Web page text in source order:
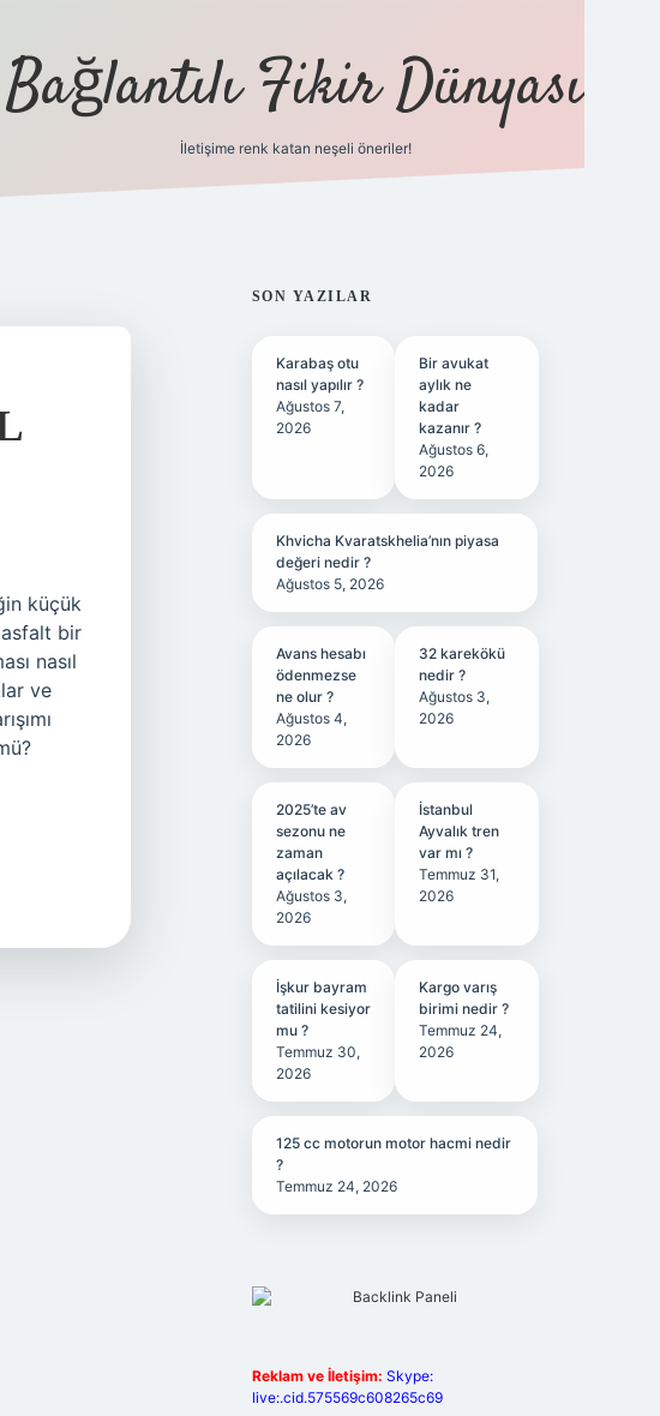
Bağlantılı Fikir Dünyası
İletişime renk katan neşeli öneriler!
küçük
asfalt bir
nasıl
ve
SIDEBAR
SON YAZILAR
Karabaş otu
nasıl yapılır ?
Ağustos 7,
2026
Bir avukat
aylık ne
kadar
kazanır ?
Ağustos 6,
2026
Khvicha Kvaratskhelia’nın piyasa
değeri nedir ?
Ağustos 5, 2026
Avans hesabı
ödenmezse
ne olur ?
Ağustos 4,
2026
32 karekökü
nedir ?
Ağustos 3,
2026
2025’te av
sezonu ne
zaman
açılacak ?
Ağustos 3,
2026
İstanbul
Ayvalık tren
var mı ?
Temmuz 31,
2026
İşkur bayram
tatilini kesiyor
mu ?
Temmuz 30,
2026
Kargo varış
birimi nedir ?
Temmuz 24,
2026
125 cc motorun motor hacmi nedir
?
Temmuz 24, 2026
Reklam ve İletişim: Skype:
live:.cid.575569c608265c69